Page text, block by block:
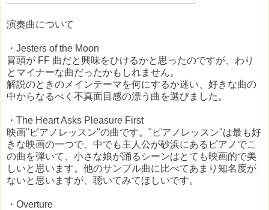
演奏曲について
・Jesters of the Moon
冒頭が FF 曲だと興味をひけるかと思ったのですが、わり
とマイナーな曲だったかもしれません。
解説のときのメインテーマを何にするか迷い、好きな曲の
中からなるべく不真面目感の漂う曲を選びました。
・The Heart Asks Pleasure First
映画"ピアノレッスン"の曲です。"ピアノレッスン"は最も好
きな映画の一つで、中でも主人公が砂浜にあるピアノでこ
の曲を弾いて、小さな娘が踊るシーンはとても映画的で美
しいと思います。他のサンプル曲に比べてあまり知名度が
ないと思いますが、聴いてみてほしいです。
・Overture